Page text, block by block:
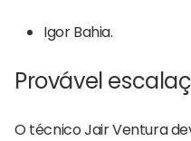
Igor Bahia.
Provável
O técnico Jair Ventura